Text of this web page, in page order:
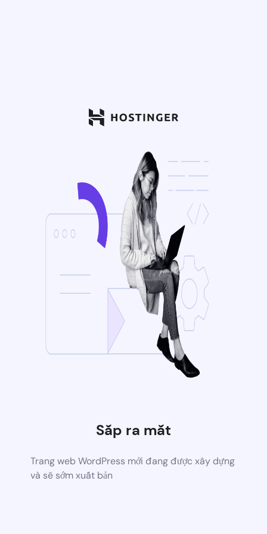
Sắp ra mắt
Trang web WordPress mới đang được xây dựng
và sẽ sớm xuất bản